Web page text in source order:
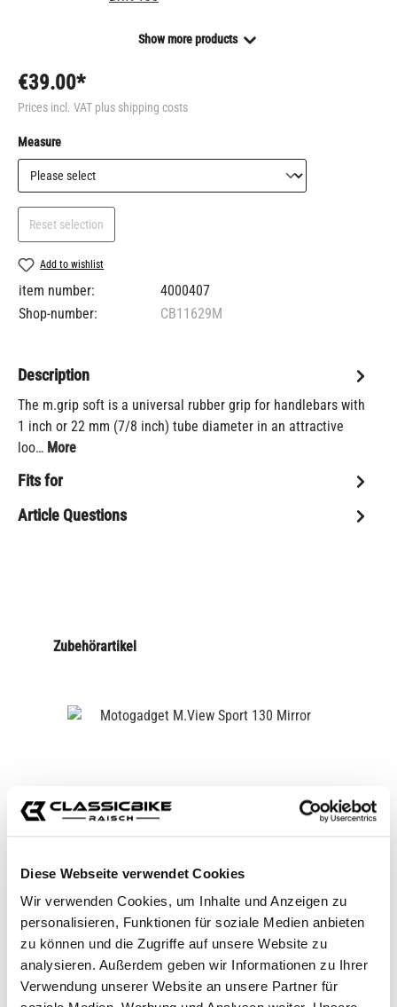
Diese Webseite verwendet Cookies
Wir verwenden Cookies, um Inhalte und Anzeigen zu
personalisieren, Funktionen für soziale Medien anbieten
zu können und die Zugriffe auf unsere Website zu
analysieren. Außerdem geben wir Informationen zu Ihrer
Verwendung unserer Website an unsere Partner für
Show more products
€39.00*
Prices incl. VAT plus shipping costs
Select
Measure
Reset selection
Add to wishlist
item number:
4000407
Shop-number:
CB11629M
Description
The m.grip soft is a universal rubber grip for handlebars with
1 inch or 22 mm (7/8 inch) tube diameter in an attractive
loo… More
Fits for
Article Questions
Zubehörartikel
MOTOGADGET M.VIEW SPORT 130
MIRROR
CB11624
€129.00*